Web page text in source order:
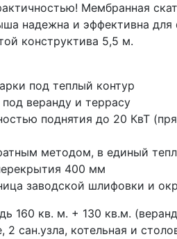
Мембранная
надежна и эффективна
конструктива 5,5 м.
под теплый контур
веранду и террасу
поднятия до 20 КвТ
методом, в единый
400 мм
заводской шлифовки и
160 кв. м. + 130 кв.м.
сан.узла, котельная и